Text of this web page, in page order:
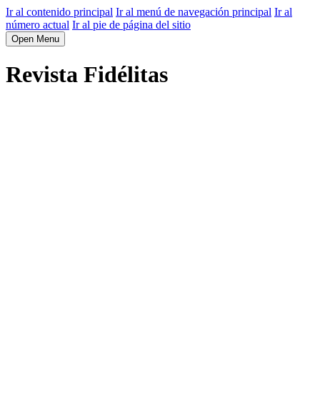
Ir al contenido principal Ir al menú de navegación principal Ir al
número actual Ir al pie de página del sitio
Open Menu
Revista Fidélitas